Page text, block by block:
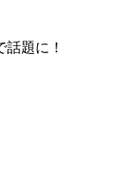
題に！